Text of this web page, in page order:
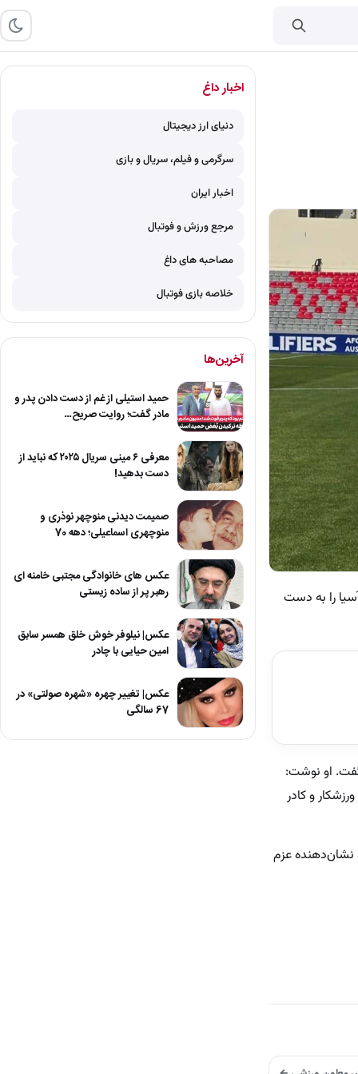
را به دست
گفت. او نوشت:
و کادر
نشان‌دهنده عزم
اخبار داغ
دنیای ارز دیجیتال
سرگرمی و فیلم، سریال و بازی
اخبار ایران
مرجع ورزش و فوتبال
مصاحبه های داغ
خلاصه بازی فوتبال
آخرین‌ها
حمید استیلی از غم از دست دادن پدر و
مادر گفت؛ روایت صریح…
معرفی ۶ مینی سریال ۲۰۲۵ که نباید از
دست بدهید!
صمیمت دیدنی منوچهر نوذری و
منوچهری اسماعیلی؛ دهه 70
عکس های خانوادگی مجتبی خامنه ای
رهبر پر از ساده زیستی
عکس| نیلوفر خوش خلق همسر سابق
امین حیایی با چادر
عکس| تغییر چهره «شهره صولتی» در
67 سالگی